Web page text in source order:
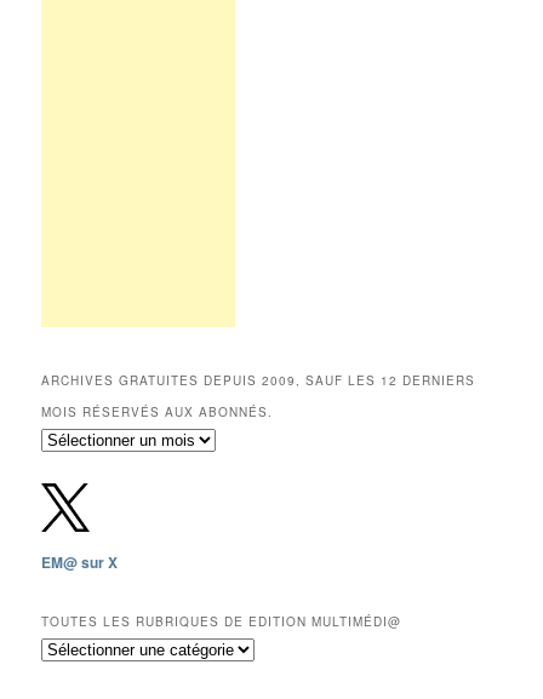
ARCHIVES GRATUITES DEPUIS 2009, SAUF LES 12 DERNIERS
MOIS RÉSERVÉS AUX ABONNÉS.
Archives
depuis
2009,
sauf
les
mois
réservés
aux
EM@ sur X
TOUTES LES RUBRIQUES DE EDITION MULTIMÉDI@
Toutes